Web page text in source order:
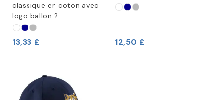
classique en coton avec
logo ballon 2
13,33 £ 12,50 £